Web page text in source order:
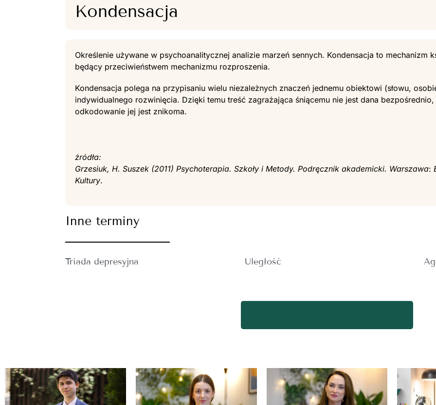
Kondensacja
Określenie używane w psychoanalitycznej analizie marzeń sennych. Kondensacja to mechanizm
będący przeciwieństwem mechanizmu rozproszenia.
Kondensacja polega na przypisaniu wielu niezależnych znaczeń jednemu obiektowi (słowu,
indywidualnego rozwinięcia. Dzięki temu treść zagrażająca śniącemu nie jest dana
odkodowanie jej jest znikoma.
źródła:
Grzesiuk, H. Suszek (2011) Psychoterapia. Szkoły i Metody. Podręcznik akademicki. Warszawa:
Kultury.
Inne terminy
Triada depresyjna Uległość